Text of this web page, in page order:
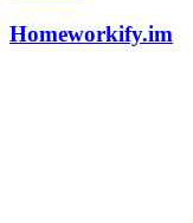
Homeworkify.im